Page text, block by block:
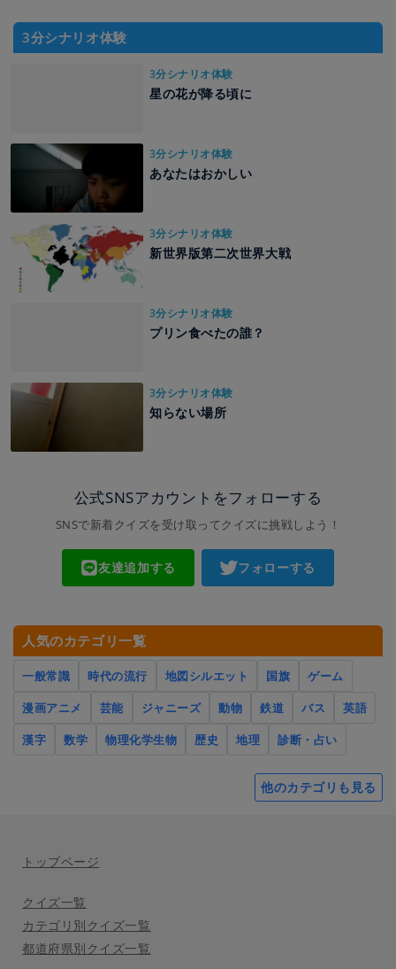
3分シナリオ体験
3分シナリオ体験
星の花が降る頃に
3分シナリオ体験
あなたはおかしい
3分シナリオ体験
新世界版第二次世界大戦
3分シナリオ体験
プリン食べたの誰？
3分シナリオ体験
知らない場所
公式SNSアカウントをフォローする
SNSで新着クイズを受け取ってクイズに挑戦しよう！
友達追加する フォローする
人気のカテゴリ一覧
一般常識 時代の流行 地図シルエット 国旗
ゲーム
漫画アニメ
芸能 ジャニーズ 動物 鉄道 バス
英語
漢字
数学 物理化学生物 歴史 地理 診断・占い
他のカテゴリも見る
トップページ
クイズ一覧
カテゴリ別クイズ一覧
都道府県別クイズ一覧